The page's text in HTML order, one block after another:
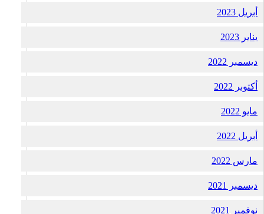
أبريل 2023
يناير 2023
ديسمبر 2022
أكتوبر 2022
مايو 2022
أبريل 2022
مارس 2022
ديسمبر 2021
نوفمبر 2021